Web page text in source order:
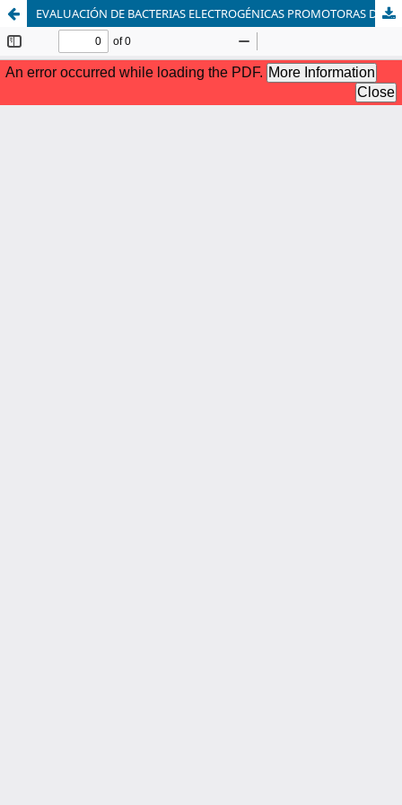
EVALUACIÓN DE BACTERIAS ELECTROGÉNICAS PROMOTORAS DEL CRECIMIENTO VEGETAL Y SU RESPUESTA AL ESTRÉS POR PLOMO EN CONDICIONES EXPERIMENTALES